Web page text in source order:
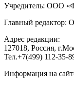
Учредитель: ООО
Главный редактор:
Адрес редакции:
127018, Россия,
Тел.+7(499) 112-35-
Информация на